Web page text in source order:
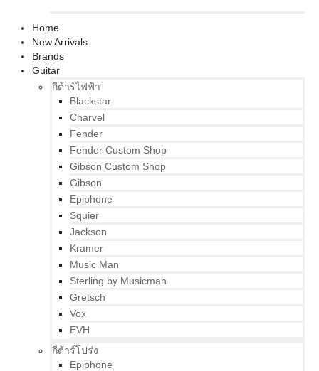
Home
New Arrivals
Brands
Guitar
กีต้าร์ไฟฟ้า
Blackstar
Charvel
Fender
Fender Custom Shop
Gibson Custom Shop
Gibson
Epiphone
Squier
Jackson
Kramer
Music Man
Sterling by Musicman
Gretsch
Vox
EVH
กีต้าร์โปร่ง
Epiphone